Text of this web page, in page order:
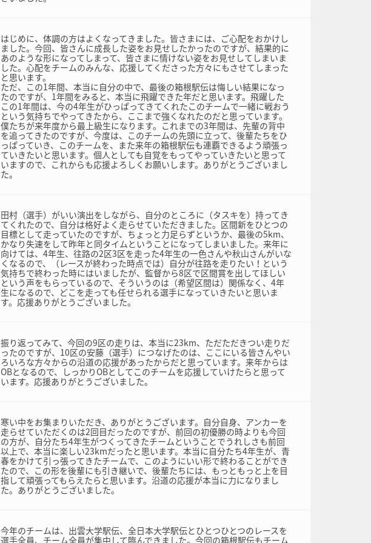
はじめに、体調の方はよくなってきました。皆さまには、ご心配をおかけし
ました。今回、皆さんに成長した姿をお見せしたかったのですが、結果的に
あのような形になってしまって、皆さまに情けない姿をお見せしてしまいま
した。心配をチームのみんな、応援してくださった方々にもさせてしまった
と思います。
ただ、この1年間、本当に自分の中で、最後の箱根駅伝は悔しい結果になっ
たのですが、1年間をみると、本当に飛躍できた年だと思います。飛躍した
この1年間は、今の4年生がひっぱってきてくれたこのチームで一緒に戦おう
という気持ちでやってきたから、ここまで強くなれたのだと思っています。
僕たちが来年度から最上級生になります。これまでの3年間は、先輩の背中
を追ってきたのですが、今度は、このチームの先頭に立って、後輩たちをひ
っぱっていき、このチームを、また来年の箱根駅伝も連覇できるよう頑張っ
ていきたいと思います。個人としても自覚をもってやっていきたいと思って
いますので、これからも応援よろしくお願いします。ありがとうございまし
た。
田村（選手）がいい演出をしながら、自分のところに（タスキを）持ってき
てくれたので、自分は格好よく走らせていただきました。区間新をひとつの
目標として走っていたのですが、ちょっと力足らずというか、最後の5km、
かなり失速をして昨年と同タイムということになってしまいました。来年に
向けては、4年生、往路の2区3区を走った4年生の一色さんや秋山さんがいな
くなるので、（レースが終わった時点では）自分が往路を走りたい！という
気持ちで終わった時にはいましたが、監督から8区で区間賞を出してほしい
という声をもらっているので、そういうのは（希望区間は）関係なく、4年
生になるので、どこを走っても任せられる選手になっていきたいと思いま
す。応援ありがとうございました。
振り返ってみて、今回の9区の走りは、本当に23km、ただただきつい走りだ
ったのですが、10区の安藤（選手）につなげたのは、ここにいる皆さんやい
ろいろな方々からの沿道の応援があったからだと思っています。来年からは
OBとなるので、しっかりOBとしてこのチームを応援していけたらと思って
います。応援ありがとうございました。
寒い中をお集まりいただき、ありがとうございます。自分自身、アンカーを
走らせていただくのは2回目だったのですが、前回の初優勝の時よりも今回
の方が、自分たち4年生がつくってきたチームということでうれしさも前回
以上で、本当に楽しい23kmだったと思います。本当に自分たち4年生が、青
春をかけて引っ張ってきたチームで、このようにいい形で終わることができ
たので、この形を後輩にも引き継いで、後輩たちには、もっともっと上を目
指して頑張ってもらえたらと思います。沿道の応援が本当に力になりまし
た。ありがとうございました。
今年のチームは、出雲大学駅伝、全日本大学駅伝とひとつひとつのレースを
選手全員、チーム全員が集中して臨んできました。今回の箱根駅伝もチーム